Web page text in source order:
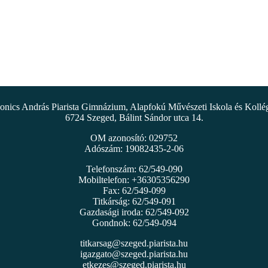
András Piarista Gimnázium, Alapfokú Művészeti Iskola és
6724 Szeged, Bálint Sándor utca 14.
OM azonosító: 029752
Adószám: 19082435-2-06
Telefonszám: 62/549-090
Mobiltelefon: +36305356290
Fax: 62/549-099
Titkárság: 62/549-091
Gazdasági iroda: 62/549-092
Gondnok: 62/549-094
titkarsag@szeged.piarista.hu
igazgato@szeged.piarista.hu
etkezes@szeged.piarista.hu